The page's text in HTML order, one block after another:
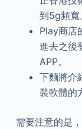
到5g頻寬
Play商店
進去之後
APP。
下麵將介
裝軟體的
需要注意的是